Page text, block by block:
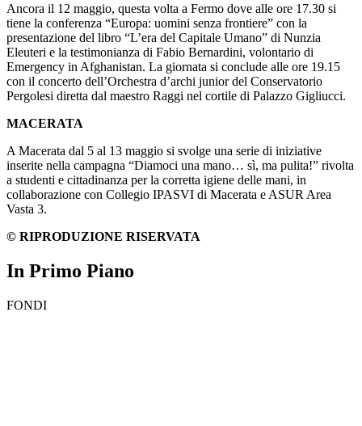
Ancora il 12 maggio, questa volta a Fermo dove alle ore 17.30 si
tiene la conferenza “Europa: uomini senza frontiere” con la
presentazione del libro “L’era del Capitale Umano” di Nunzia
Eleuteri e la testimonianza di Fabio Bernardini, volontario di
Emergency in Afghanistan. La giornata si conclude alle ore 19.15
con il concerto dell’Orchestra d’archi junior del Conservatorio
Pergolesi diretta dal maestro Raggi nel cortile di Palazzo Gigliucci.
MACERATA
A Macerata dal 5 al 13 maggio si svolge una serie di iniziative
inserite nella campagna “Diamoci una mano… sì, ma pulita!” rivolta
a studenti e cittadinanza per la corretta igiene delle mani, in
collaborazione con Collegio IPASVI di Macerata e ASUR Area
Vasta 3.
© RIPRODUZIONE RISERVATA
In Primo Piano
FONDI